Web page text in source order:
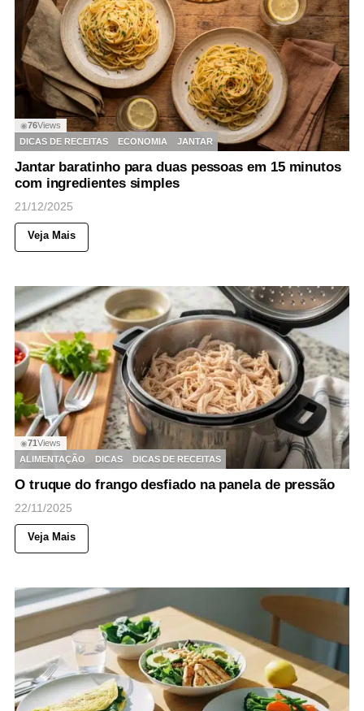
◉76Views
DICAS DE RECEITAS
ECONOMIA JANTAR
Jantar baratinho para duas pessoas em 15 minutos
com ingredientes simples
21/12/2025
Veja Mais
◉71Views
ALIMENTAÇÃO
DICAS DICAS DE RECEITAS
O truque do frango desfiado na panela de pressão
22/11/2025
Veja Mais